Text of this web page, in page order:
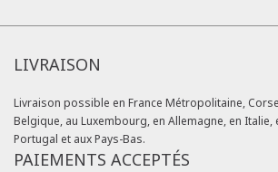
LIVRAISON
Livraison possible en France Métropolitaine,
Belgique, au Luxembourg, en Allemagne, en Italie,
Portugal et aux Pays-Bas.
PAIEMENTS ACCEPTÉS